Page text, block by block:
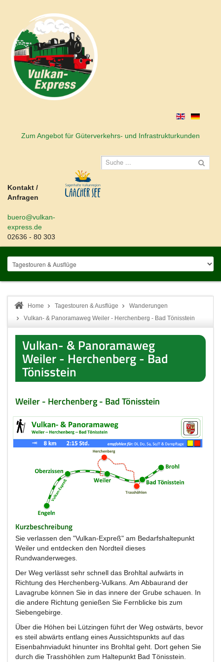
Zum Angebot für Güterverkehrs- und Infrastrukturkunden
Kontakt /
Anfragen
buero@vulkan-
express.de
02636 - 80 303
Home Tagestouren & Ausflüge
Wanderungen
Vulkan- & Panoramaweg Weiler - Herchenberg - Bad Tönisstein
Vulkan- & Panoramaweg
Weiler - Herchenberg - Bad
Tönisstein
Weiler - Herchenberg - Bad Tönisstein
Kurzbeschreibung
Sie verlassen den "Vulkan-Expreß" am Bedarfshaltepunkt
Weiler und entdecken den Nordteil dieses
Rundwanderweges.
Der Weg verlässt sehr schnell das Brohltal aufwärts in
Richtung des Herchenberg-Vulkans. Am Abbaurand der
Lavagrube können Sie in das innere der Grube schauen. In
die andere Richtung genießen Sie Fernblicke bis zum
Siebengebirge.
Über die Höhen bei Lützingen führt der Weg ostwärts, bevor
es steil abwärts entlang eines Aussichtspunkts auf das
Eisenbahnviadukt hinunter ins Brohltal geht. Dort gehen Sie
durch die Trasshöhlen zum Haltepunkt Bad Tönisstein.